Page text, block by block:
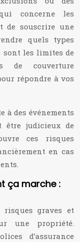
concerne les
de souscrire une
quels types
sont les limites de
de couverture
répondre à vos
à des événements
être judicieux de
ces risques
en cas
ça marche :
risques graves et
une propriété.
d’assurance